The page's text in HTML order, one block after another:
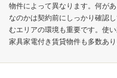
物件によって異なります。何が
なのかは契約前にしっかり確認
むエリアの環境も重要です。使
家具家電付き賃貸物件も多数あり